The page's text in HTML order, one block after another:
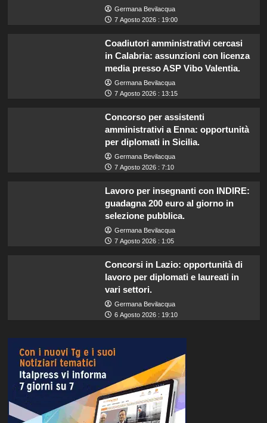
Germana Bevilacqua
7 Agosto 2026 : 19:00
Coadiutori amministrativi cercasi
in Calabria: assunzioni con licenza
media presso ASP Vibo Valentia.
Germana Bevilacqua
7 Agosto 2026 : 13:15
Concorso per assistenti
amministrativi a Enna: opportunità
per diplomati in Sicilia.
Germana Bevilacqua
7 Agosto 2026 : 7:10
Lavoro per insegnanti con INDIRE:
guadagna 200 euro al giorno in
selezione pubblica.
Germana Bevilacqua
7 Agosto 2026 : 1:05
Concorsi in Lazio: opportunità di
lavoro per diplomati e laureati in
vari settori.
Germana Bevilacqua
6 Agosto 2026 : 19:10